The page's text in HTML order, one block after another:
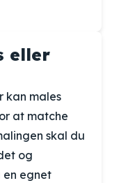
eller
kan males
at matche
skal du
og
en egnet